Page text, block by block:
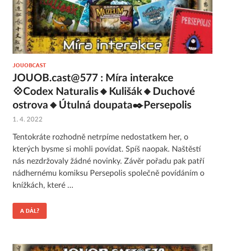
JOUOBCAST
JOUOB.cast@577 : Míra interakce
💠Codex Naturalis🔸Kulišák🔸Duchové
ostrova🔸Útulná doupata✒️Persepolis
1. 4. 2022
Tentokráte rozhodně netrpíme nedostatkem her, o
kterých bysme si mohli povídat. Spíš naopak. Naštěstí
nás nezdržovaly žádné novinky. Závěr pořadu pak patří
nádhernému komiksu Persepolis společně povídáním o
knížkách, které …
A DÁL?